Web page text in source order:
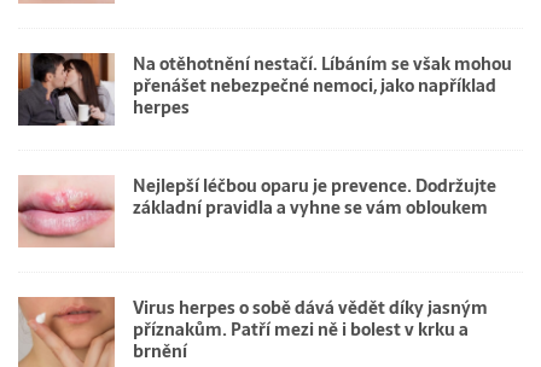
Na otěhotnění nestačí. Líbáním se však mohou
přenášet nebezpečné nemoci, jako například
herpes
Nejlepší léčbou oparu je prevence. Dodržujte
základní pravidla a vyhne se vám obloukem
Virus herpes o sobě dává vědět díky jasným
příznakům. Patří mezi ně i bolest v krku a
brnění